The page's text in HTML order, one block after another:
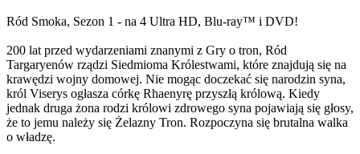
Ród Smoka, Sezon 1 - na 4 Ultra HD, Blu-ray™ i DVD!
200 lat przed wydarzeniami znanymi z Gry o tron, Ród
Targaryenów rządzi Siedmioma Królestwami, które znajdują się na
krawędzi wojny domowej. Nie mogąc doczekać się narodzin syna,
król Viserys ogłasza córkę Rhaenyrę przyszłą królową. Kiedy
jednak druga żona rodzi królowi zdrowego syna pojawiają się głosy,
że to jemu należy się Żelazny Tron. Rozpoczyna się brutalna walka
o władzę.